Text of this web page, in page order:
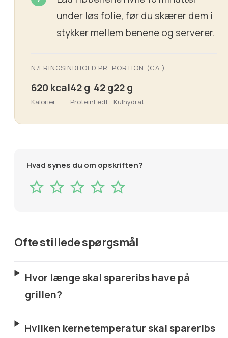
under løs folie, før du skærer dem i
stykker mellem benene og serverer.
NÆRINGSINDHOLD PR. PORTION (CA.)
620 kcal
Kalorier
42 g
Protein
42 g
Fedt
22 g
Kulhydrat
Hvad synes du om opskriften?
Ofte stillede spørgsmål
Hvor længe skal spareribs have på
grillen?
Hvilken kernetemperatur skal spareribs